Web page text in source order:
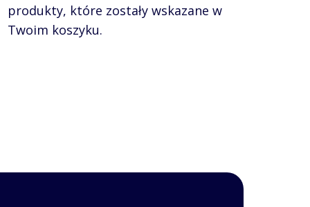
produkty, które zostały wskazane w
Twoim koszyku.